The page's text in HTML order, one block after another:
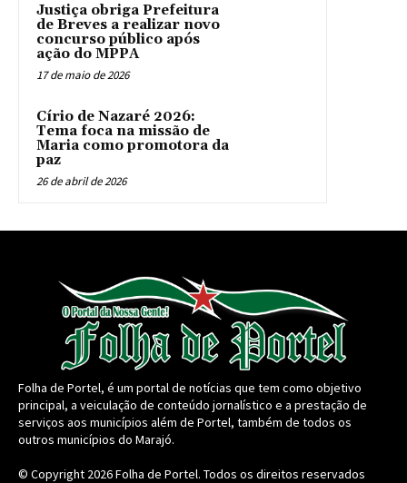
Justiça obriga Prefeitura
de Breves a realizar novo
concurso público após
ação do MPPA
17 de maio de 2026
Círio de Nazaré 2026:
Tema foca na missão de
Maria como promotora da
paz
26 de abril de 2026
Folha de Portel, é um portal de notícias que tem como objetivo
principal, a veiculação de conteúdo jornalístico e a prestação de
serviços aos municípios além de Portel, também de todos os
outros municípios do Marajó.
© Copyright 2026Folha de Portel. Todos os direitos reservados